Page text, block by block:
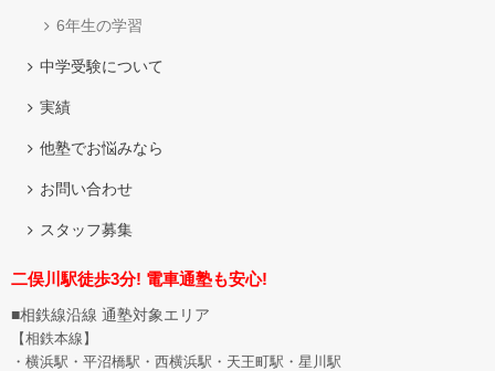
6年生の学習
中学受験について
実績
他塾でお悩みなら
お問い合わせ
スタッフ募集
二俣川駅徒歩3分! 電車通塾も安心!
■相鉄線沿線 通塾対象エリア
【相鉄本線】
・横浜駅・平沼橋駅・西横浜駅・天王町駅・星川駅